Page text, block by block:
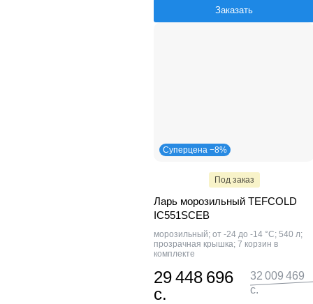
Заказать
Суперцена −8%
Под заказ
Ларь морозильный TEFCOLD
IC551SCEB
морозильный; от -24 до -14 °С; 540 л;
прозрачная крышка; 7 корзин в
комплекте
29 448 696
с.
32 009 469
с.